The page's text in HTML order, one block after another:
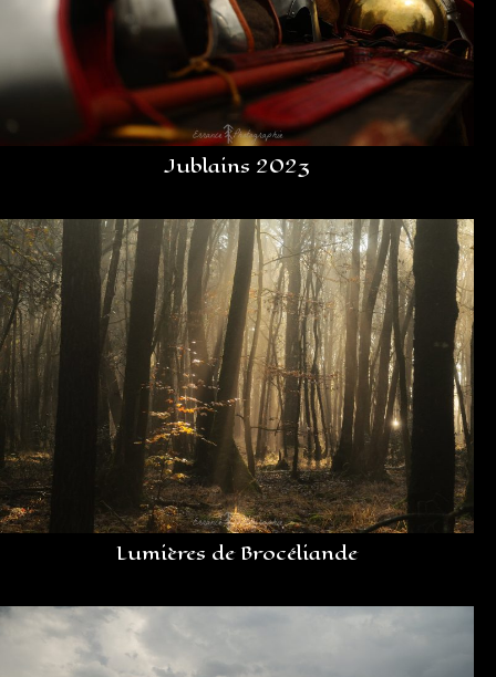
Jublains 2023
Lumières de Brocéliande